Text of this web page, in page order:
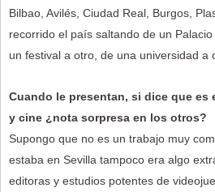
Bilbao, Avilés, Ciudad Real, Burgos,
recorrido el país saltando de un
un festival a otro, de una universidad a
Cuando le presentan, si dice que es
y cine ¿nota sorpresa en los otros?
Supongo que no es un trabajo muy
estaba en Sevilla tampoco era algo
editoras y estudios potentes de